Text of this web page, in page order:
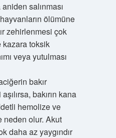
aniden salınması
ölümüne
zehirlenmesi çok
kazara toksik
veya yutulması
bakır
bakırın kana
hemolize ve
neden olur. Akut
daha az yaygındır